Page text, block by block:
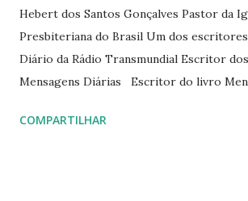
Hebert dos Santos Gonçalves Pastor da
Presbiteriana do Brasil Um dos
Diário da Rádio Transmundial Escritor
Mensagens Diárias Escritor do livro
livromensagensdiarias@gmail.com
COMPARTILHAR